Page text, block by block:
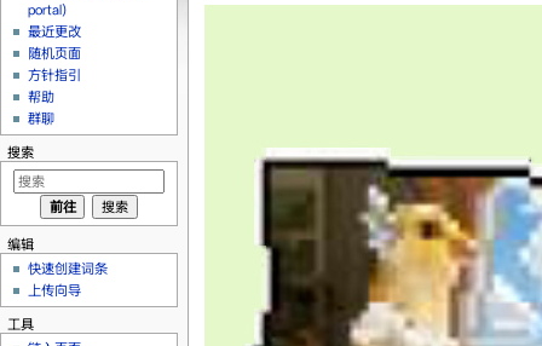
portal)
最近更改
随机页面
方针指引
帮助
群聊
搜索
编辑
快速创建词条
上传向导
工具